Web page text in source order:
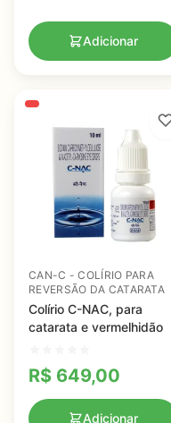
Adicionar
CAN-C - COLÍRIO PARA
REVERSÃO DA CATARATA
Colírio C-NAC, para
catarata e vermelhidão
R$ 649,00
Adicionar